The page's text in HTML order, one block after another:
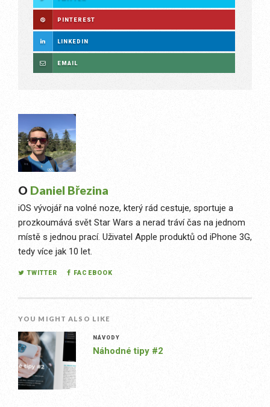
PINTEREST
LINKEDIN
EMAIL
O Daniel Březina
iOS vývojář na volné noze, který rád cestuje, sportuje a
prozkoumává svět Star Wars a nerad tráví čas na jednom
místě s jednou prací. Uživatel Apple produktů od iPhone 3G,
tedy více jak 10 let.
TWITTER FACEBOOK
YOU MIGHT ALSO LIKE
NÁVODY
Náhodné tipy #2